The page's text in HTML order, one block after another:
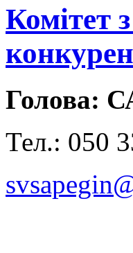
Комітет
Голова:
Тел.: 050